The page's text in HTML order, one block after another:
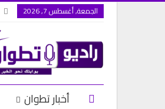
الجمعة, أغسطس 7, 2026
أخبار تطوان